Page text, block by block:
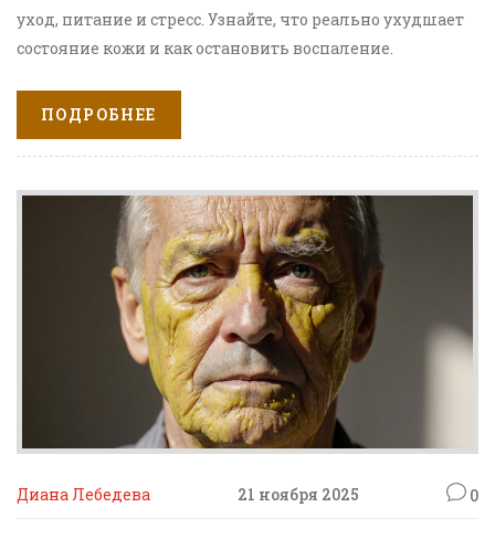
уход, питание и стресс. Узнайте, что реально ухудшает
состояние кожи и как остановить воспаление.
ПОДРОБНЕЕ
Диана Лебедева 21 ноября 2025 0